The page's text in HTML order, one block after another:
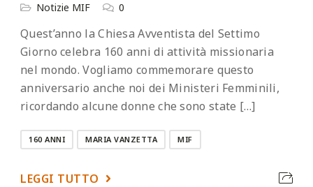
Notizie MIF
0
Quest’anno la Chiesa Avventista del Settimo
Giorno celebra 160 anni di attività missionaria
nel mondo. Vogliamo commemorare questo
anniversario anche noi dei Ministeri Femminili,
ricordando alcune donne che sono state […]
160 ANNI MARIA VANZETTA MIF
LEGGI TUTTO